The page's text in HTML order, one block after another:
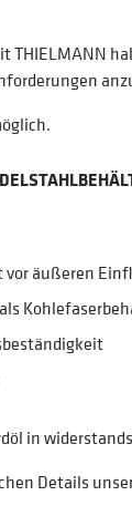
THIELMANN
äußeren
in
Details